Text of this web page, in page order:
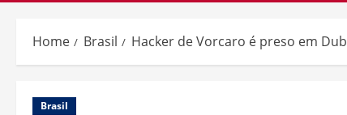
Home Brasil Hacker de Vorcaro é preso em
Brasil